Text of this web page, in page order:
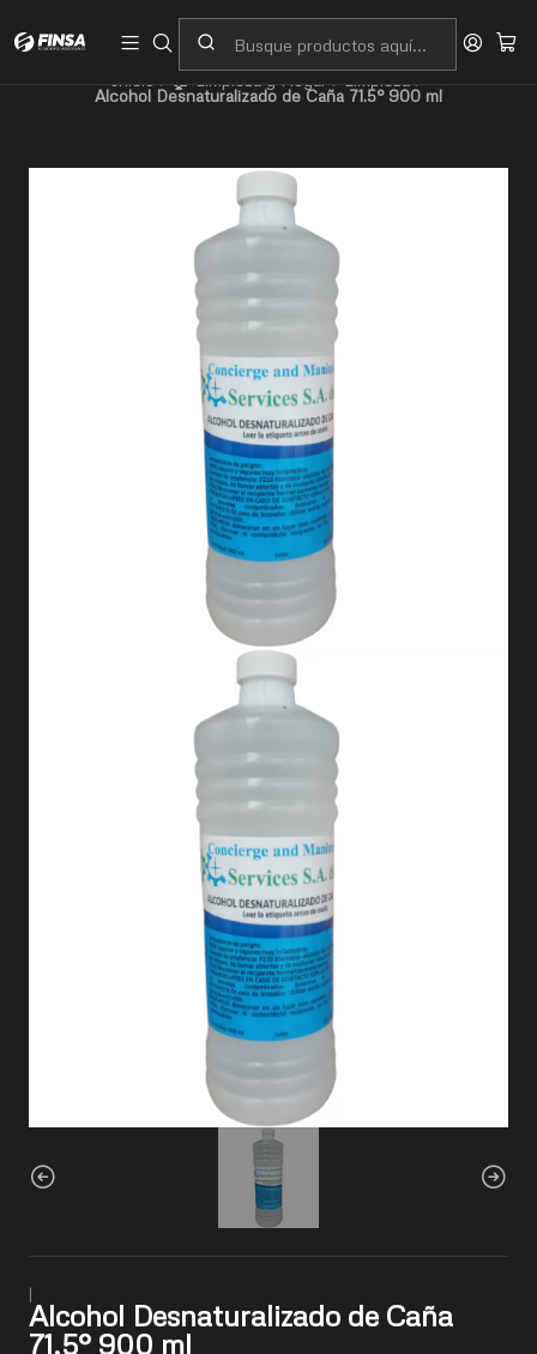
Alcohol Desnaturalizado de Caña 71.5° 900 ml
|
Alcohol Desnaturalizado de Caña
71.5° 900 ml